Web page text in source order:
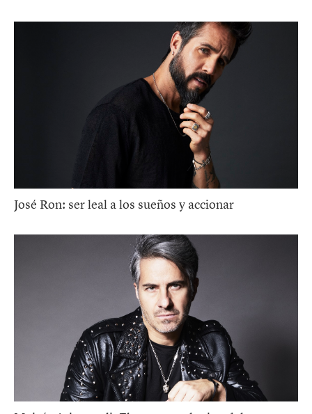
José Ron: ser leal a los sueños y accionar